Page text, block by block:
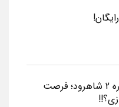
شهرک صنعتی شماره 2 شاهرود؛ فرصت